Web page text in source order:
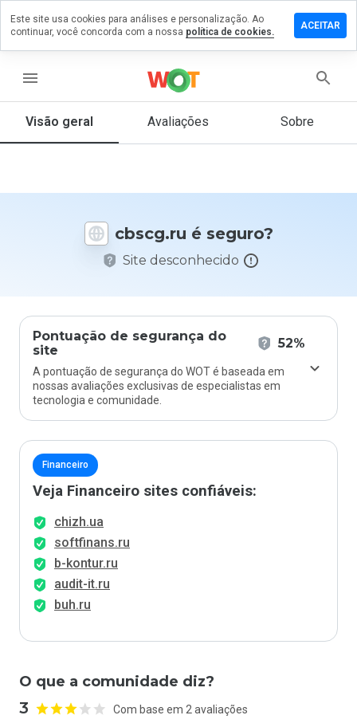
menu
Visão geral Avaliações Sobre
cbscg.ru é seguro?
Site desconhecido
Pontuação de segurança do
site
52%
A pontuação de segurança do WOT é baseada em
nossas avaliações exclusivas de especialistas em
tecnologia e comunidade.
Financeiro
Veja Financeiro sites confiáveis:
chizh.ua
softfinans.ru
b-kontur.ru
audit-it.ru
buh.ru
O que a comunidade diz?
3 Com base em 2 avaliações
um
que
Este site usa cookies para análises e personalização. Ao
continuar, você concorda com a nossa política de cookies.
ACEITAR